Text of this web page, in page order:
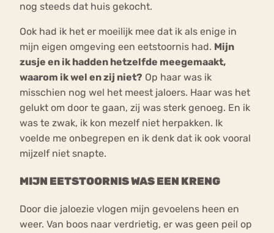
nog steeds dat huis gekocht.
Ook had ik het er moeilijk mee dat ik als enige in
mijn eigen omgeving een eetstoornis had. Mijn
zusje en ik hadden hetzelfde meegemaakt,
waarom ik wel en zij niet? Op haar was ik
misschien nog wel het meest jaloers. Haar was het
gelukt om door te gaan, zij was sterk genoeg. En ik
was te zwak, ik kon mezelf niet herpakken. Ik
voelde me onbegrepen en ik denk dat ik ook vooral
mijzelf niet snapte.
MIJN EETSTOORNIS WAS EEN KRENG
Door die jaloezie vlogen mijn gevoelens heen en
weer. Van boos naar verdrietig, er was geen peil op